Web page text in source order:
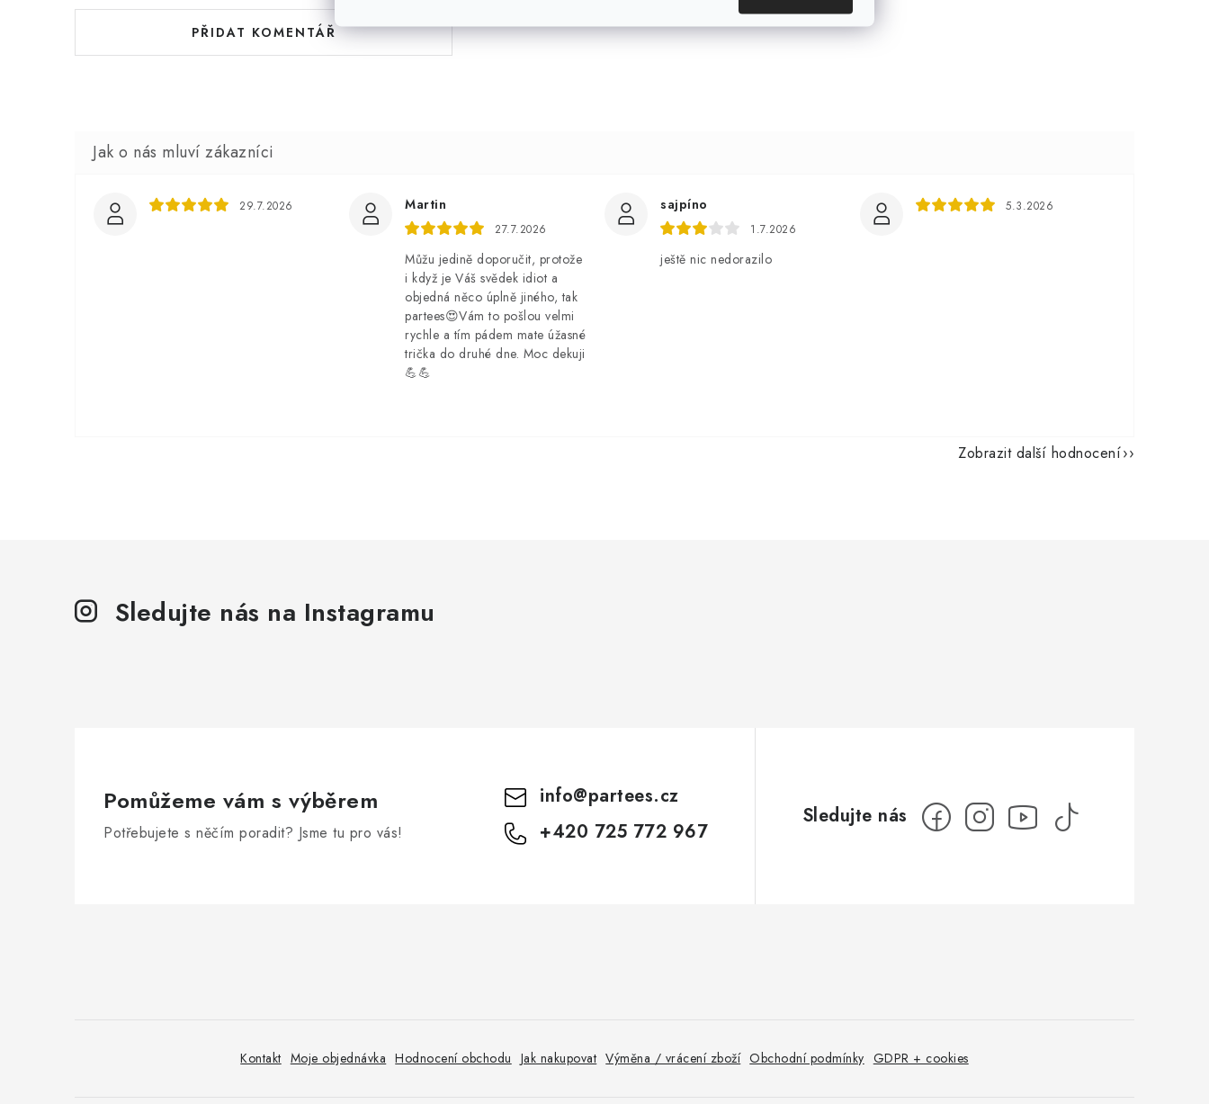
PŘIDAT KOMENTÁŘ
29.7.2026 Martin
27.7.2026
Můžu jedině doporučit, protože
i když je Váš svědek idiot a
objedná něco úplně jiného, tak
partees😍Vám to pošlou velmi
rychle a tím pádem mate úžasné
trička do druhé dne. Moc dekuji
💪💪
sajpíno
1.7.2026
ještě nic nedorazilo
5.3.2026
Zobrazit další hodnocení
Sledujte nás na Instagramu
Pomůžeme vám s výběrem
Potřebujete s něčím poradit? Jsme tu pro vás!
info@partees.cz
+420 725 772 967
Kontakt Moje objednávka Hodnocení obchodu Jak nakupovat Výměna / vrácení zboží Obchodní podmínky GDPR + cookies